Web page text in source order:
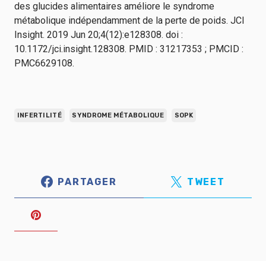
des glucides alimentaires améliore le syndrome
métabolique indépendamment de la perte de poids. JCI
Insight. 2019 Jun 20;4(12):e128308. doi :
10.1172/jci.insight.128308. PMID : 31217353 ; PMCID :
PMC6629108.
INFERTILITÉ SYNDROME MÉTABOLIQUE SOPK
PARTAGER TWEET